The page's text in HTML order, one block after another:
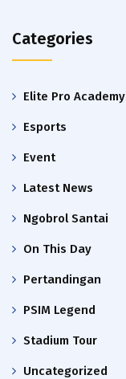
Categories
Elite Pro Academy
Esports
Event
Latest News
Ngobrol Santai
On This Day
Pertandingan
PSIM Legend
Stadium Tour
Uncategorized